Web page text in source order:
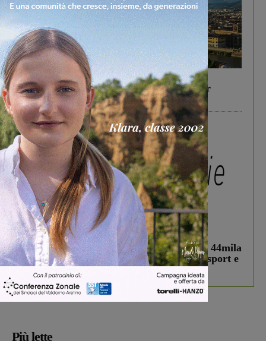
In vetrina 6 Agosto 2026
Gita di famiglia a Firenze: 5 idee per far
divertire i tuoi figli
In vetrina 3 Agosto 2026
Estra Notizie agosto: Smart Cities, oltre 44mila
studenti coinvolti, torna il bando per lo sport e
debutta il podcast Estrair
Più lette